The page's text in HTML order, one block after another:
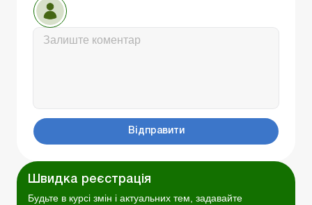
Відправити
Швидка реєстрація
Будьте в курсі змін і актуальних тем, задавайте